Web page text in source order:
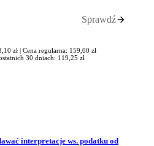
Sprawdź
zł | Cena regularna: 159,00 zł
30 dniach: 119,25 zł
interpretacje ws. podatku od